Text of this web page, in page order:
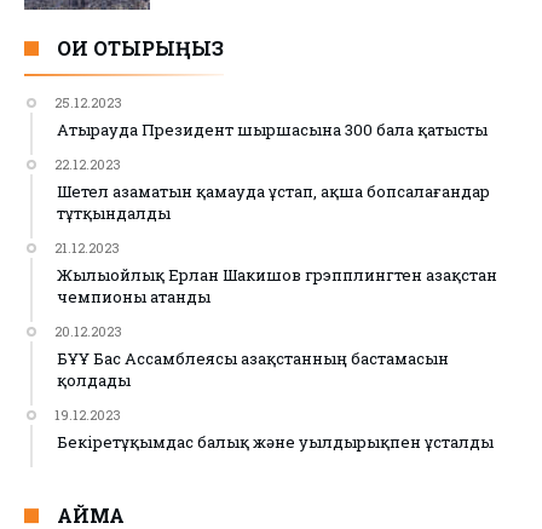
ОҚИ ОТЫРЫҢЫЗ
25.12.2023
Атырауда Президент шыршасына 300 бала қатысты
22.12.2023
Шетел азаматын қамауда ұстап, ақша бопсалағандар
тұтқындалды
21.12.2023
Жылыойлық Ерлан Шакишов грэпплингтен Қазақстан
чемпионы атанды
20.12.2023
БҰҰ Бас Ассамблеясы Қазақстанның бастамасын
қолдады
19.12.2023
Бекіретұқымдас балық және уылдырықпен ұсталды
АЙМАҚ